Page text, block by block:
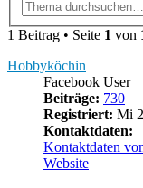
1 Beitrag • Seite 1 von
Hobbyköchin
Facebook User
Beiträge: 730
Registriert: Mi
Kontaktdaten:
Kontaktdaten
Website